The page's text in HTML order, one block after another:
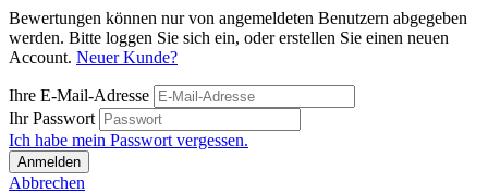
Bewertungen können nur von angemeldeten Benutzern abgegeben
werden. Bitte loggen Sie sich ein, oder erstellen Sie einen neuen
Account. Neuer Kunde?
Ihre E-Mail-Adresse
Ihr Passwort
Ich habe mein Passwort vergessen.
Anmelden
Abbrechen